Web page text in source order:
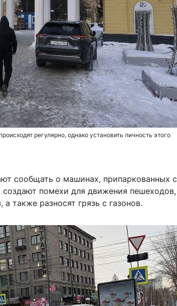
регулярно, однако установить личность этого
сообщать о машинах, припаркованных с
помехи для движения пешеходов,
также разносят грязь с газонов.